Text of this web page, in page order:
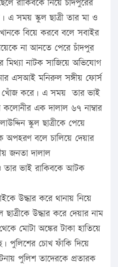
রাকিবকে নিয়ে চাঁদপুরের
এ সময় স্কুল ছাত্রী তার মা ও
বিয়ে করবে বলে সবাইর
না আনতে পেরে চাঁদপুর
নাটক সাজিয়ে অভিযোগ
এসআই মনিরুল সঙ্গীয় ফোর্স
খোঁজ করে। এ সময় তার ভাই
এক দালাল ৬৭ নাম্বার
স্কুল ছাত্রীকে পেয়ে
অপহরণ বলে চালিয়ে দেয়ার
জনতা দালাল
তার ভাই রাকিবকে আটক
উদ্ধার করে থানায় নিয়ে
উদ্ধার করে দেয়ার নাম
মোটা অঙ্কের টাকা হাতিয়ে
পুলিশের চোখ ফাঁকি দিয়ে
পুলিশ তাদেরকে প্রতারক